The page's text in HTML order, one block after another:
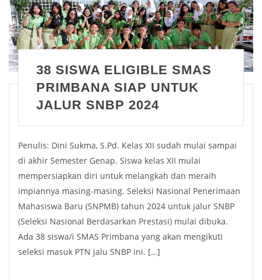
38 SISWA ELIGIBLE SMAS
PRIMBANA SIAP UNTUK
JALUR SNBP 2024
Penulis: Dini Sukma, S.Pd. Kelas XII sudah mulai sampai
di akhir Semester Genap. Siswa kelas XII mulai
mempersiapkan diri untuk melangkah dan meraih
impiannya masing-masing. Seleksi Nasional Penerimaan
Mahasiswa Baru (SNPMB) tahun 2024 untuk jalur SNBP
(Seleksi Nasional Berdasarkan Prestasi) mulai dibuka.
Ada 38 siswa/i SMAS Primbana yang akan mengikuti
seleksi masuk PTN jalu SNBP ini. […]